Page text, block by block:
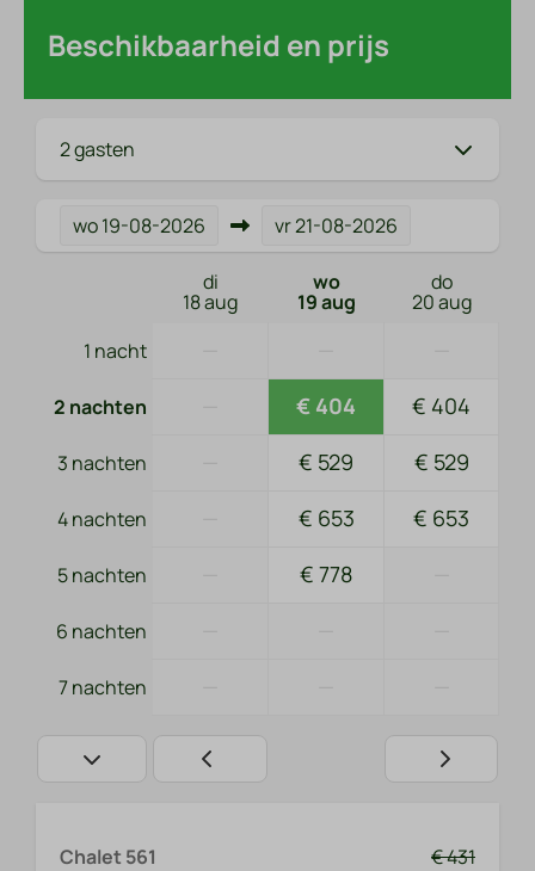
Beschikbaarheid en prijs
2 gasten
wo19-08-2026 vr21-08-2026
di
18 aug
wo
19 aug
do
20 aug
1 nacht
2 nachten € 404 € 404
3 nachten € 529 € 529
4 nachten € 653 € 653
5 nachten € 778
6 nachten
7 nachten
€ 431
Chalet 561